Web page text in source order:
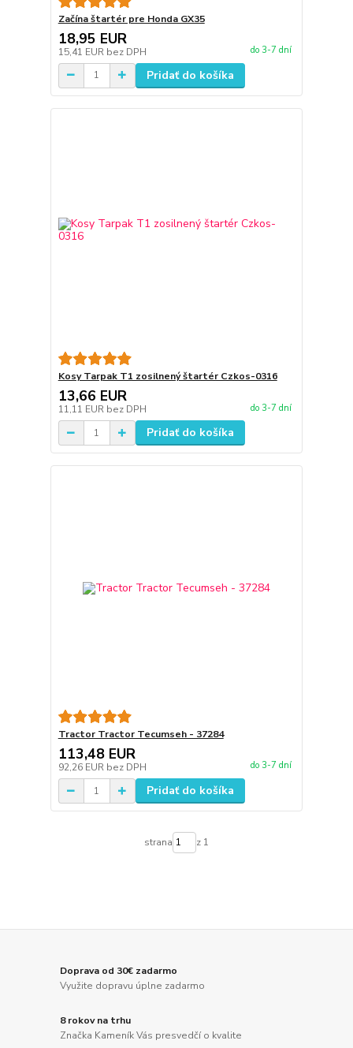
Začína štartér pre Honda GX35
18,95 EUR
15,41 EUR bez DPH do 3-7 dní
Pridať do košíka
Kosy Tarpak T1 zosilnený štartér Czkos-0316
13,66 EUR
11,11 EUR bez DPH do 3-7 dní
Pridať do košíka
Tractor Tractor Tecumseh - 37284
113,48 EUR
92,26 EUR bez DPH do 3-7 dní
Pridať do košíka
strana z 1
Doprava od 30€ zadarmo
Využite dopravu úplne zadarmo
8 rokov na trhu
Značka Kameník Vás presvedčí o kvalite